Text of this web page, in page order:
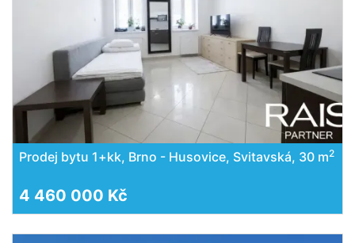
Prodej bytu 1+kk, Brno - Husovice, Svitavská, 30 m2
4 460 000 Kč